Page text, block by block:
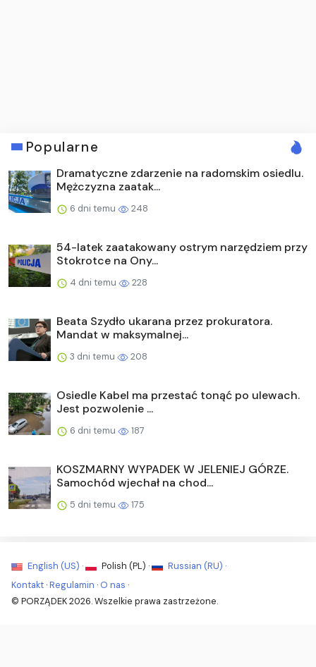
Popularne
Dramatyczne zdarzenie na radomskim osiedlu.
Mężczyzna zaatak...
6 dni temu 248
54-latek zaatakowany ostrym narzędziem przy
Stokrotce na Ony...
4 dni temu 228
Beata Szydło ukarana przez prokuratora.
Mandat w maksymalnej...
3 dni temu 208
Osiedle Kabel ma przestać tonąć po ulewach.
Jest pozwolenie ...
6 dni temu 187
KOSZMARNY WYPADEK W JELENIEJ GÓRZE.
Samochód wjechał na chod...
5 dni temu 175
English (US) · Polish (PL) ·
Russian (RU) ·
Kontakt ·Regulamin · O nas ·
© PORZĄDEK 2026. Wszelkie prawa zastrzeżone.